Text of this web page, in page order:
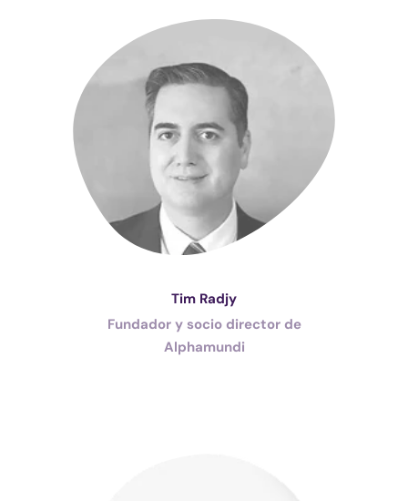
Tim Radjy
Fundador y socio director de
Alphamundi